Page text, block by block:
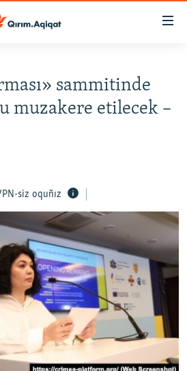
sammitinde
muzakere etilecek –
siz oquñız